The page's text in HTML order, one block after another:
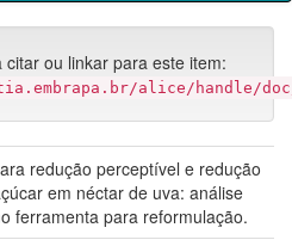
ou linkar para este item:
alice/handle/doc/
redução perceptível e redução
em néctar de uva: análise
ferramenta para reformulação.